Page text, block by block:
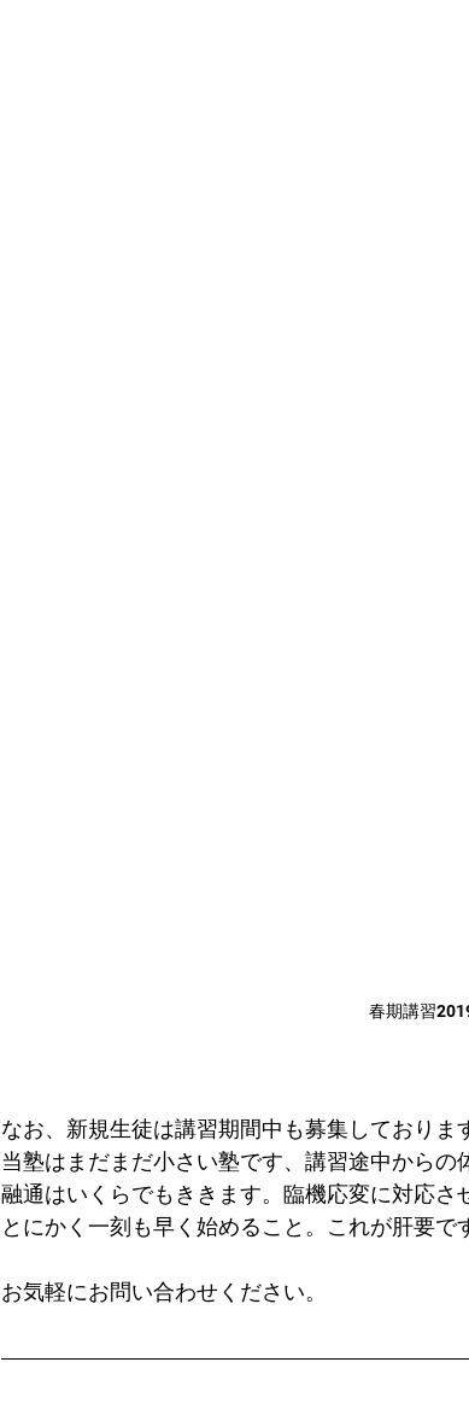
春期講習
なお、新規生徒は講習期間中も募集しておりま
当塾はまだまだ小さい塾です、講習途中から
融通はいくらでもききます。臨機応変に対応さ
とにかく一刻も早く始めること。これが肝要で
お気軽にお問い合わせください。